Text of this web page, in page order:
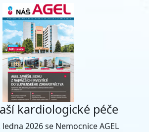
kardiologické péče
2026 se Nemocnice AGEL